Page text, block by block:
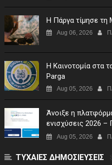
Η Πάργα τίμησε
Aug 06, 2026
Η Καινοτομία στα
Parga
Aug 05, 2026
Άνοιξε η
ενισχύσεις 2026 –
Αίτηση Ενίσχυσης
Aug 05, 2026
ΤΥΧΑΙΕΣ ΔΗΜΟΣΙΕΥΣΕΙΣ